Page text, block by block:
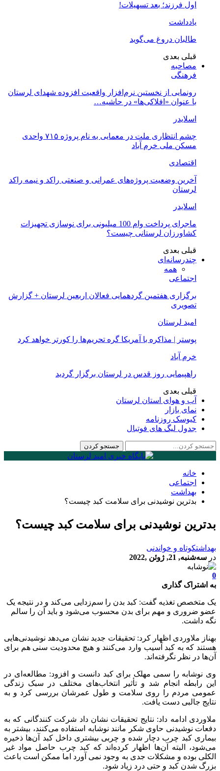
اول فرزند؛ بعد تسهیلات!
یادداشت
طالبان دروغ می‌گوید
قبلی بعدی
مصاحبه
فرهنگی
رونمایی از نخستین نرم‌افزار واقعیت افزوده شهدای لرستان
با عنوان «افلاکی‌ها» در حاشیه…
اسلایدر
چشم انتظاری ملت در معمایی به نام پروژه ۷۱۵ واحدی
مسکن ملی خرم آباد
اقتصادی
آخرین وضعیت پروژه‌های عمرانی و صنعتی راکد و نیمه راکد
لرستان
اسلایدر
ماجرای پرداخت وام 100 میلیونی برای نوسازی تجهیزات
کشاورزان لرستانی چیست؟
قبلی بعدی
چندرسانه‌ای
همه
اجتماعی
برگزاری هفتمین گردهمایی فعالان اربعین لرستان + گزارش
تصویری
امید لرستان
پوستر | مذاکره با آمریکا گره تحریم‌ها را کورتر خواهد کرد
خرم آباد
راهپیمایی روز قدس در لرستان برگزار گردید
قبلی بعدی
آب و هوای استان لرستان
نمای بازار
کیوسک روزنامه
جدول لیگ های فوتبال
خانه
اجتماعی
بهداشت
بدترین نوشیدنی برای سلامت کبد چیست؟
بدترین نوشیدنی برای سلامت کبد چیست؟
بهداشتکوتاه و خواندنی
در سه‌شنبه, 21, ژوئن ,2022
0
به اشتراک گذاری
یک متخصص تغذیه گفت: کبد بدن را سم‌زدایی می‌کند و در نتیجه یک
عضو ضروری و مهم برای بدن محسوب می‌شود و باید آن را سالم
نگه داشت.
بهناز ملاوردی اظهار کرد: تحقیقات جدید نشان می‌دهد نوشیدنی‌هایی
هستند که به کبد آسیب وارد می‌کنند و هیچ محدودیت سنی هم برای
آن‌ها در نظر نگرفته‌اند.
وی نوشابه را سمی مهلک برای کبد دانست و افزود: مطالعه‌ای در
این رابطه انجام شد و تأثیر انتخاب‌های مختلف در سبک زندگی
عمومی مردم را روی سلامت و طول عمرشان بررسی کرد و به
نتایج جالبی دست یافت.
ملاوردی ادامه داد: نتایج تحقیقات نشان داد شرکت کنندگانی که به
دفعات نوشیدنی حاوی شکر مانند نوشابه استفاده می‌کنند، بیشتر به
بیماری کبد چرب دچار شده و چربی بیشتری داخل کبد آن‌ها ذخیره
می‌شود، البته آن‌ها اظهار کرده‌اند که کبد چرب حاصل مواد غیر
الکلی بوده و مشکلات جدی به وجود نمی آورد اما ممکن است باعث
بزرگ شدن کبد و حتی درد زیاد شود.